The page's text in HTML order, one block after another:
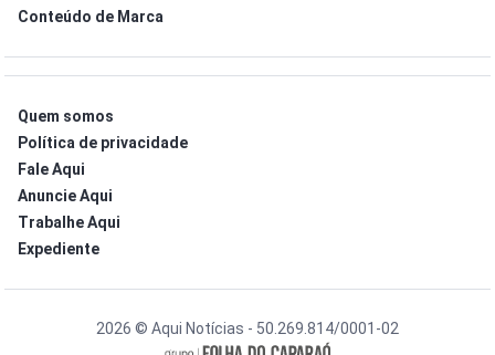
Conteúdo de Marca
Quem somos
Política de privacidade
Fale Aqui
Anuncie Aqui
Trabalhe Aqui
Expediente
2026 © Aqui Notícias - 50.269.814/0001-02